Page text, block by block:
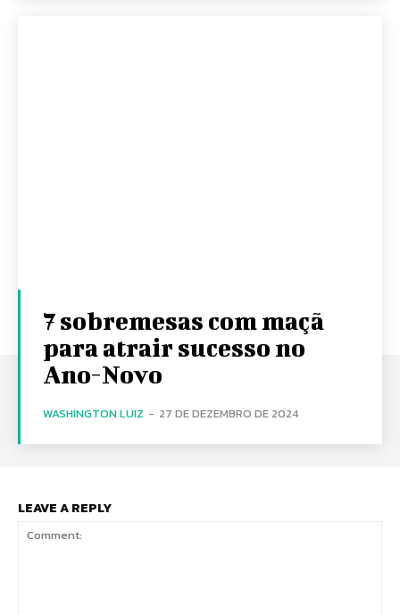
7 sobremesas com maçã
para atrair sucesso no
Ano-Novo
WASHINGTON LUIZ - 27 DE DEZEMBRO DE 2024
LEAVE A REPLY